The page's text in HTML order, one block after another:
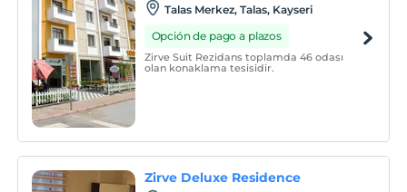
Talas Merkez, Talas, Kayseri
Opción de pago a plazos
Zirve Suit Rezidans toplamda 46 odası
olan konaklama tesisidir.
Zirve Deluxe Residence